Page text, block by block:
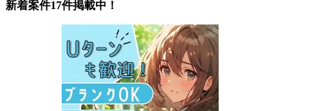
新着案件17件掲載中！